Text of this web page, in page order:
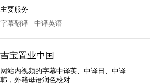
主要服务
字幕翻译
中译英语
吉宝置业中国
网站内视频的字幕中译英、中译日、中译
韩，外籍母语润色校对